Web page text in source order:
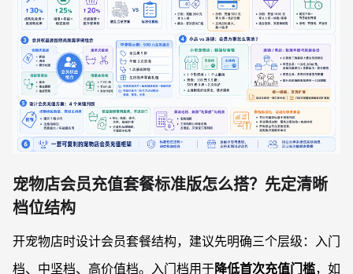
宠物店会员充值套餐标准版怎么搭？先定清晰
档位结构
开宠物店时设计会员套餐结构，建议先明确三个层级：入门
档、中坚档、高价值档。入门档用于降低首次充值门槛，如